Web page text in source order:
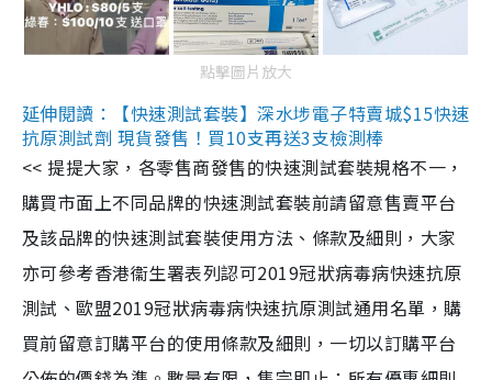
點擊圖片放大
延伸閱讀：【快速測試套裝】深水埗電子特賣城$15快速
抗原測試劑 現貨發售！買10支再送3支檢測棒
<< 提提大家，各零售商發售的快速測試套裝規格不一，
購買市面上不同品牌的快速測試套裝前請留意售賣平台
及該品牌的快速測試套裝使用方法、條款及細則，大家
亦可參考香港衞生署表列認可2019冠狀病毒病快速抗原
測試、歐盟2019冠狀病毒病快速抗原測試通用名單，購
買前留意訂購平台的使用條款及細則，一切以訂購平台